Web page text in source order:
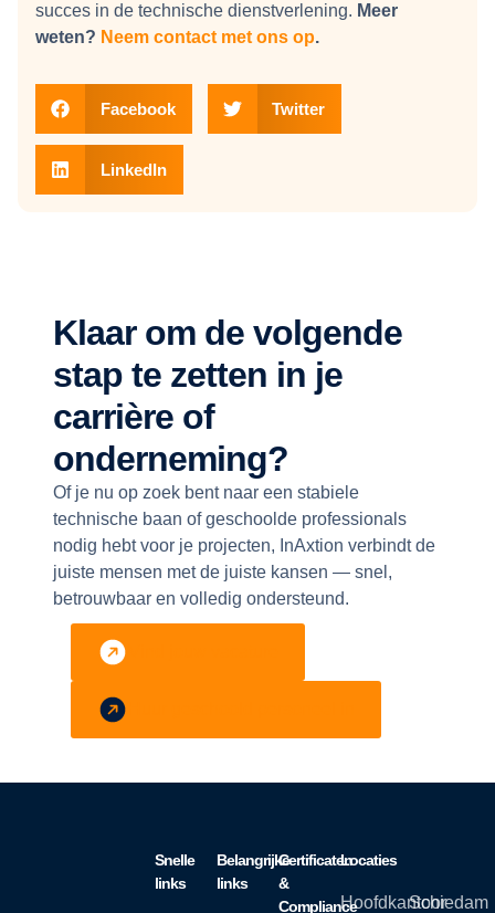
succes in de technische dienstverlening. Meer
weten? Neem contact met ons op.
Facebook Twitter
LinkedIn
Klaar om de volgende
stap te zetten in je
carrière of
onderneming?
Of je nu op zoek bent naar een stabiele
technische baan of geschoolde professionals
nodig hebt voor je projecten, InAxtion verbindt de
juiste mensen met de juiste kansen — snel,
betrouwbaar en volledig ondersteund.
Snelle
links
Belangrijke
links
Certificaten
&
Compliance
Locaties
HoofdkantoorSchiedam